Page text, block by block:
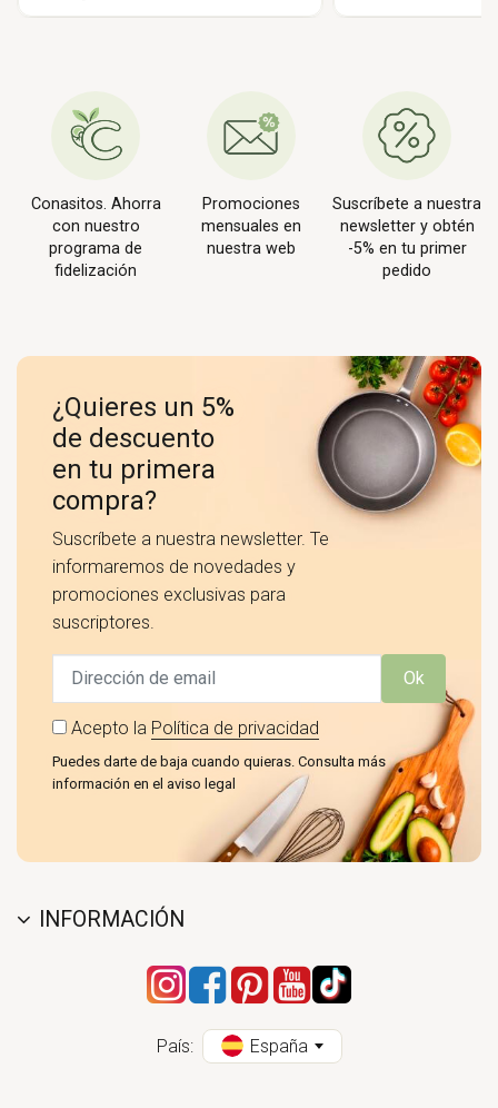
Conasitos. Ahorra
con nuestro
programa de
fidelización
Promociones
mensuales en
nuestra web
Suscríbete a nuestra
newsletter y obtén
-5% en tu primer
pedido
¿Quieres un 5%
de descuento
en tu primera
compra?
Suscríbete a nuestra newsletter. Te
informaremos de novedades y
promociones exclusivas para
suscriptores.
Ok
Acepto la Política de privacidad
Puedes darte de baja cuando quieras. Consulta más
información en el aviso legal
INFORMACIÓN
País: España